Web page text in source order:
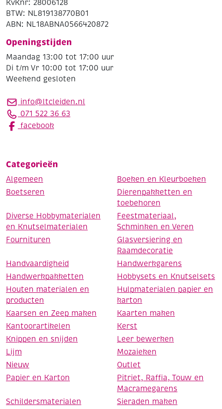
KvKnr: 28006128
BTW: NL819138770B01
ABN: NL18ABNA0566420872
Openingstijden
Maandag 13:00 tot 17:00 uur
Di t/m Vr 10:00 tot 17:00 uur
Weekend gesloten
info@ltcleiden.nl
071 522 36 63
facebook
Categorieën
Algemeen
Boeken en Kleurboeken
Boetseren
Dierenpakketten en
toebehoren
Diverse Hobbymaterialen
en Knutselmaterialen
Feestmateriaal,
Schminken en Veren
Fournituren
Glasversiering en
Raamdecoratie
Handvaardigheid
Handwerkgarens
Handwerkpakketten
Hobbysets en Knutselsets
Houten materialen en
producten
Hulpmaterialen papier en
karton
Kaarsen en Zeep maken
Kaarten maken
Kantoorartikelen
Kerst
Knippen en snijden
Leer bewerken
Lijm
Mozaieken
Nieuw
Outlet
Papier en Karton
Pitriet, Raffia, Touw en
Macramegarens
Schildersmaterialen
Sieraden maken